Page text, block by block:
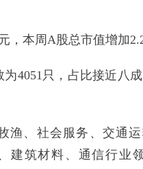
本周A股总市值增加
只，占比接近八成
、社会服务、交通运
建筑材料、通信行业